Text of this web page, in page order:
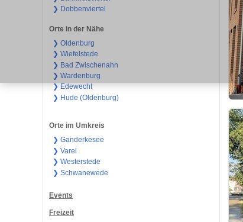
❯ Dobbenviertel
Orte in der Nähe
❯ Oldenburg
❯ Wiefelstede
❯ Bad Zwischenahn
❯ Wardenburg
❯ Edewecht
❯ Hude (Oldenburg)
Orte im Umkreis
❯ Ganderkesee
❯ Varel
❯ Westerstede
❯ Schwanewede
Events
Freizeit